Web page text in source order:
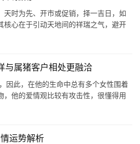
天时为先、开市或促销，择一吉日，如
核心在于引动天地间的祥瑞之气，避开
与属猪客户相处更融洽
因此，在他的生命中总有多个女性围着
，他的爱情观比较有攻击性，很懂得用
运势解析